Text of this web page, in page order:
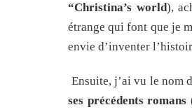
“Christina’s world),
étrange qui font que je
envie d’inventer
Ensuite, j’ai vu le nom
ses précédents romans